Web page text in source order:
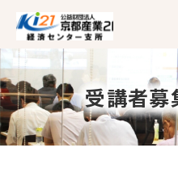
受講者募